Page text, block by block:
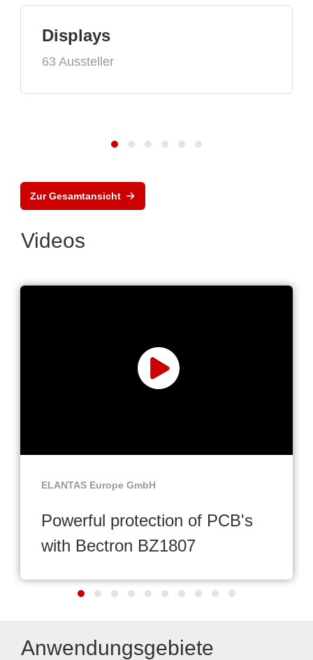
Displays
63 Aussteller
Zur Gesamtansicht
Videos
ELANTAS Europe GmbH
Powerful protection of PCB's
with Bectron BZ1807
Anwendungsgebiete